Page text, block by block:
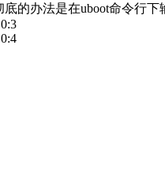
的办法是在uboot命令行下